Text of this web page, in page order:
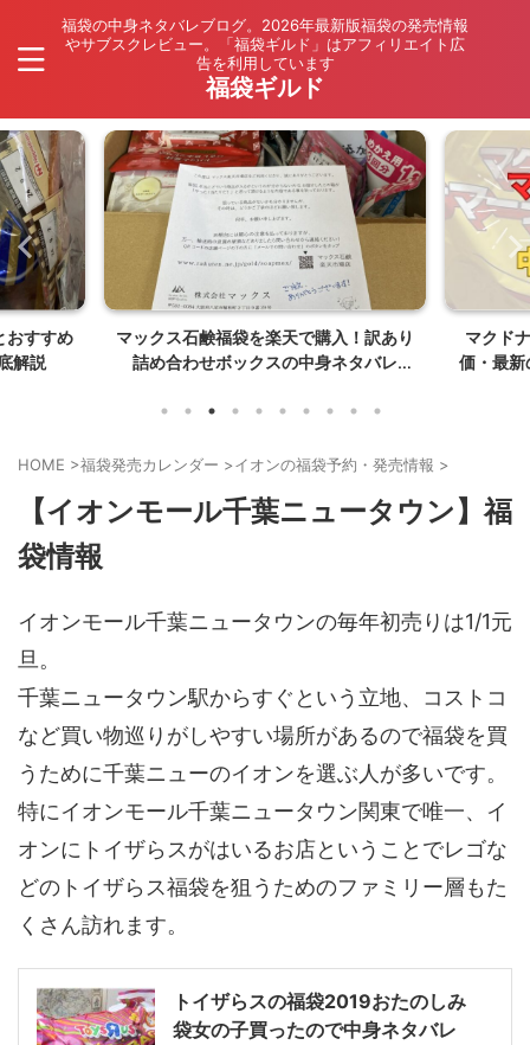
福袋の中身ネタバレブログ。2026年最新版福袋の発売情報
やサブスクレビュー。「福袋ギルド」はアフィリエイト広
告を利用しています
福袋ギルド
おすすめ
解説
マックス石鹸福袋を楽天で購入！訳あり
詰め合わせボックスの中身ネタバレ
マクド
価・最
HOME >福袋発売カレンダー >イオンの福袋予約・発売情報 >
【イオンモール千葉ニュータウン】福
袋情報
イオンモール千葉ニュータウンの毎年初売りは1/1元
旦。
千葉ニュータウン駅からすぐという立地、コストコ
など買い物巡りがしやすい場所があるので福袋を買
うために千葉ニューのイオンを選ぶ人が多いです。
特にイオンモール千葉ニュータウン関東で唯一、イ
オンにトイザらスがはいるお店ということでレゴな
どのトイザらス福袋を狙うためのファミリー層もた
くさん訪れます。
トイザらスの福袋2019おたのしみ
袋女の子買ったので中身ネタバレ